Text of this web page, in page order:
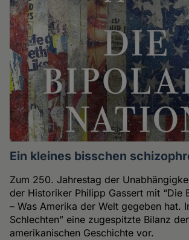
Ein kleines bisschen
Zum 250. Jahrestag der
der Historiker Philipp Gassert mit “Die
– Was Amerika der Welt gegeben hat.
Schlechten” eine zugespitzte Bilanz der
amerikanischen Geschichte vor.